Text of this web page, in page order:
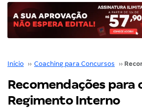
Início ›› Coaching para Concursos ››
Recomendações para
Regimento Interno